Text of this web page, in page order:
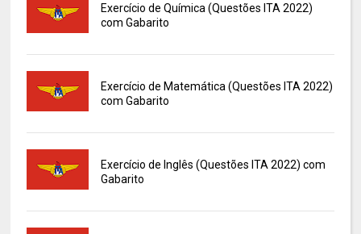
Exercício de Química (Questões ITA 2022)
com Gabarito
Exercício de Matemática (Questões ITA 2022)
com Gabarito
Exercício de Inglês (Questões ITA 2022) com
Gabarito